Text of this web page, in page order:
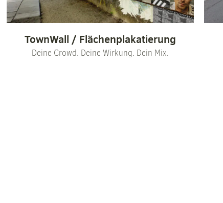
TownWall / Flächenplakatierung
Deine Crowd. Deine Wirkung. Dein Mix.